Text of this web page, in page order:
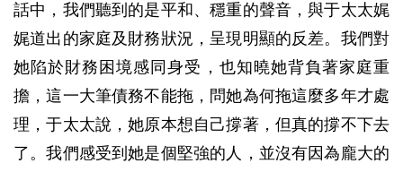
話中，我們聽到的是平和、穩重的聲音，與于太太娓
娓道出的家庭及財務狀況，呈現明顯的反差。我們對
她陷於財務困境感同身受，也知曉她背負著家庭重
擔，這一大筆債務不能拖，問她為何拖這麼多年才處
理，于太太說，她原本想自己撐著，但真的撐不下去
了。我們感受到她是個堅強的人，並沒有因為龐大的